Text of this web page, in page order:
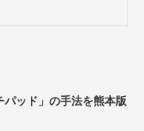
ッド」の手法を熊本版